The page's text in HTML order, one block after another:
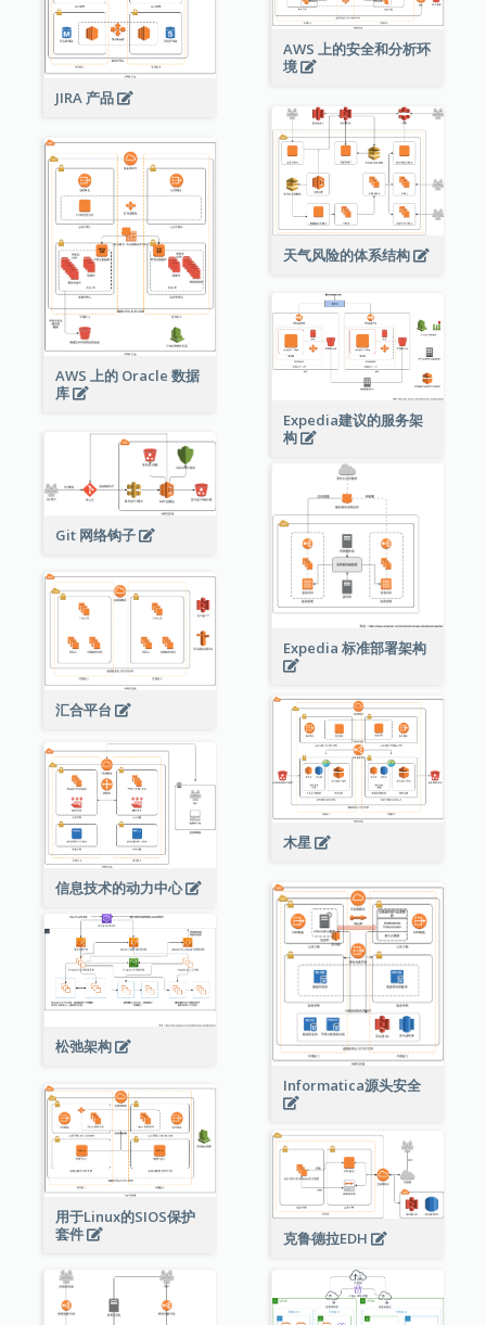
AWS 上的安全和分析环
境
JIRA 产品
天气风险的体系结构
AWS 上的 Oracle 数据
库
Expedia建议的服务架
构
Git 网络钩子
Expedia 标准部署架构
汇合平台
木星
信息技术的动力中心
Informatica源头安全
松弛架构
用于Linux的SIOS保护
套件
克鲁德拉EDH